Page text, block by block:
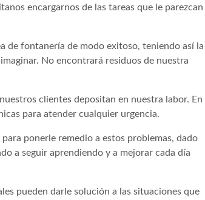
encargarnos de las tareas que le parezcan
de fontanería de modo exitoso, teniendo así la
No encontrará residuos de nuestra
clientes depositan en nuestra labor. En
para atender cualquier urgencia.
ponerle remedio a estos problemas, dado
a seguir aprendiendo y a mejorar cada día
pueden darle solución a las situaciones que